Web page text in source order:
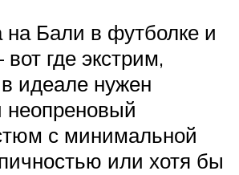
на Бали в футболке и
где экстрим,
идеале нужен
неопреновый
с минимальной
или хотя бы